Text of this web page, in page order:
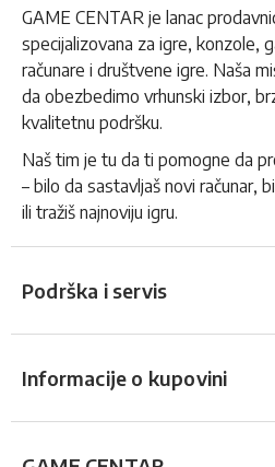
GAME CENTAR je lanac
specijalizovana za igre, konzole,
računare i društvene igre. Naša
da obezbedimo vrhunski izbor,
kvalitetnu podršku.
Naš tim je tu da ti pomogne da
– bilo da sastavljaš novi računar,
ili tražiš najnoviju igru.
Podrška i servis
Informacije o kupovini